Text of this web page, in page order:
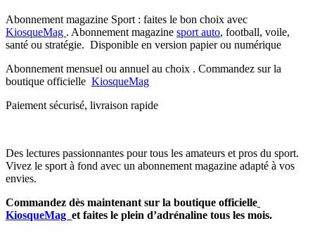
Abonnement magazine Sport : faites le bon choix avec
KiosqueMag . Abonnement magazine sport auto, football, voile,
santé ou stratégie. Disponible en version papier ou numérique
Abonnement mensuel ou annuel au choix . Commandez sur la
boutique officielle KiosqueMag
Paiement sécurisé, livraison rapide
Des lectures passionnantes pour tous les amateurs et pros du sport.
Vivez le sport à fond avec un abonnement magazine adapté à vos
envies.
Commandez dès maintenant sur la boutique officielle
KiosqueMag et faites le plein d’adrénaline tous les mois.